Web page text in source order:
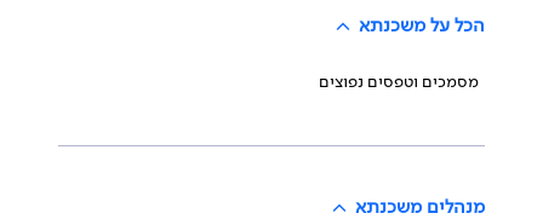
הכל על משכנתא
מסמכים וטפסים נפוצים
מנהלים משכנתא